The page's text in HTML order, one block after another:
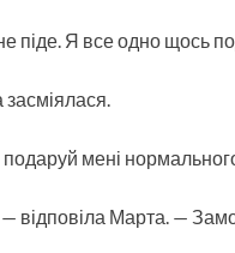
піде. Я все одно щось
мені
відповіла Марта. —